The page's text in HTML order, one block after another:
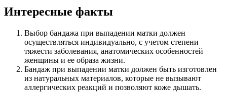
Интересные факты
Выбор бандажа при выпадении матки должен
осуществляться индивидуально, с учетом степени
тяжести заболевания, анатомических особенностей
женщины и ее образа жизни.
Бандаж при выпадении матки должен быть изготовлен
из натуральных материалов, которые не вызывают
аллергических реакций и позволяют коже дышать.